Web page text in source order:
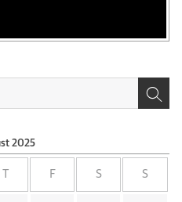
2025
F S S